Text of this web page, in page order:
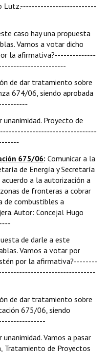
Lutz.--------------------------
caso hay una propuesta
Vamos a votar dicho
la afirmativa?--------------
de dar tratamiento sobre
674/06, siendo aprobada
unanimidad. Proyecto de
675/06: Comunicar a la
de Energía y Secretaría
a la autorización a
de fronteras a cobrar
de combustibles a
Autor: Concejal Hugo
de darle a este
Vamos a votar por
por la afirmativa?--------
de dar tratamiento sobre
675/06, siendo
unanimidad. Vamos a pasar
Tratamiento de Proyectos